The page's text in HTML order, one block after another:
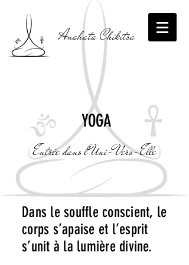
Anahata Chikitsa
YOGA
Entrée dans l'Uni-Vers-Elle
Dans le souffle conscient, le
corps s’apaise et l’esprit
s’unit à la lumière divine.